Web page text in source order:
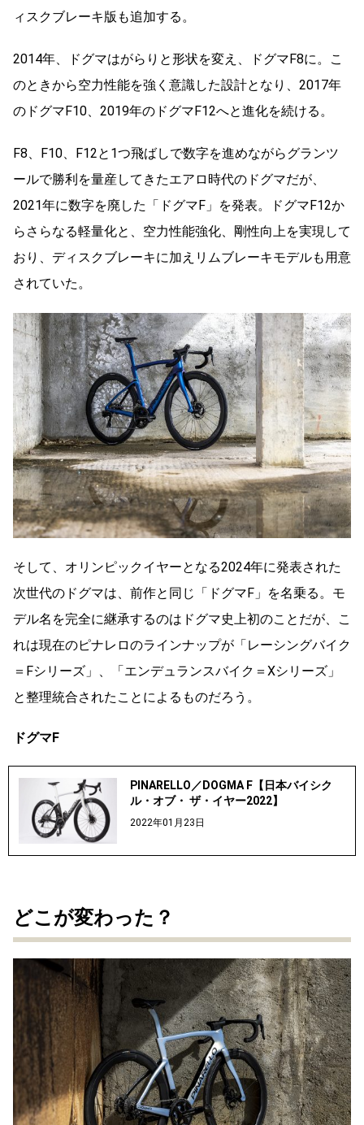
ィスクブレーキ版も追加する。
2014年、ドグマはがらりと形状を変え、ドグマF8に。こ
のときから空力性能を強く意識した設計となり、2017年
のドグマF10、2019年のドグマF12へと進化を続ける。
F8、F10、F12と1つ飛ばしで数字を進めながらグランツ
ールで勝利を量産してきたエアロ時代のドグマだが、
2021年に数字を廃した「ドグマF」を発表。ドグマF12か
らさらなる軽量化と、空力性能強化、剛性向上を実現して
おり、ディスクブレーキに加えリムブレーキモデルも用意
されていた。
そして、オリンピックイヤーとなる2024年に発表された
次世代のドグマは、前作と同じ「ドグマF」を名乗る。モ
デル名を完全に継承するのはドグマ史上初のことだが、こ
れは現在のピナレロのラインナップが「レーシングバイク
＝Fシリーズ」、「エンデュランスバイク＝Xシリーズ」
と整理統合されたことによるものだろう。
ドグマF
PINARELLO／DOGMA F【日本バイシク
ル・オブ・ ザ・イヤー2022】
2022年01月23日
どこが変わった？